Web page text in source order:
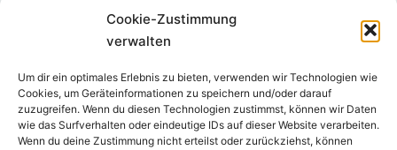
Cookie-Zustimmung
verwalten
Um dir ein optimales Erlebnis zu bieten, verwenden wir Technologien wie
Cookies, um Geräteinformationen zu speichern und/oder darauf
zuzugreifen. Wenn du diesen Technologien zustimmst, können wir Daten
wie das Surfverhalten oder eindeutige IDs auf dieser Website verarbeiten.
Wenn du deine Zustimmung nicht erteilst oder zurückziehst, können
Spenden
Impressum